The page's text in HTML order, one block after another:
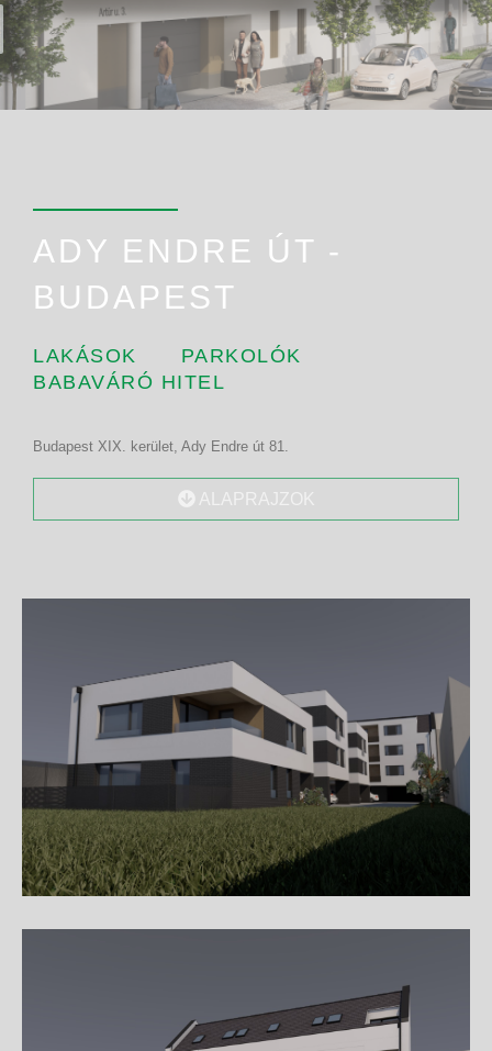
ADY ENDRE ÚT -
BUDAPEST
LAKÁSOK
PARKOLÓK
BABAVÁRÓ HITEL
Budapest XIX. kerület, Ady Endre út 81.
ALAPRAJZOK